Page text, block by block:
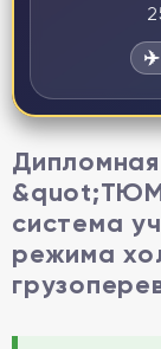
✈️
система
режима